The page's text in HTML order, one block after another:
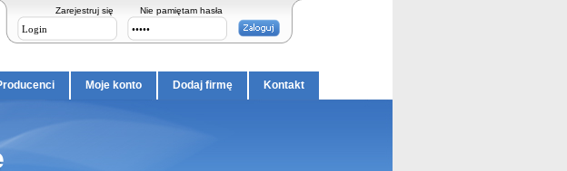
Zarejestruj się Nie pamiętam hasła
Moje konto Dodaj firmę Kontakt